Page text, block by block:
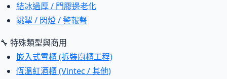
結冰過厚 / 門膠邊老化
跳掣 / 閃燈 / 警報聲
🔧 特殊類型與商用
嵌入式雪櫃 (拆裝廚櫃工程)
恆溫紅酒櫃 (Vintec / 其他)